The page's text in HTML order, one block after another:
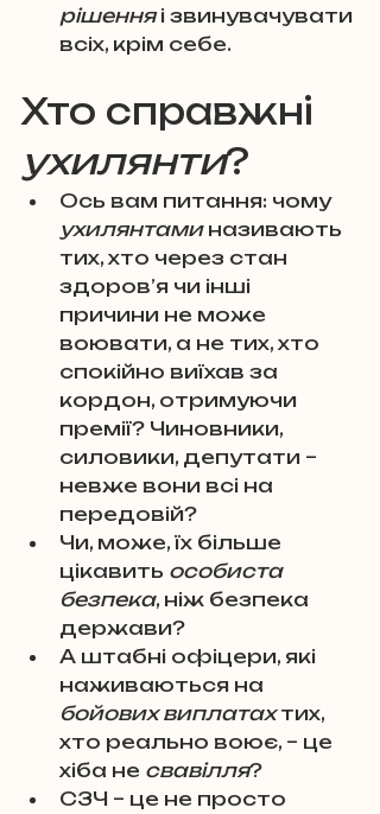
рішення і звинувачувати
всіх, крім себе.
Хто справжні
ухилянти?
Ось вам питання: чому
ухилянтами називають
тих, хто через стан
здоров’я чи інші
причини не може
воювати, а не тих, хто
спокійно виїхав за
кордон, отримуючи
премії? Чиновники,
силовики, депутати –
невже вони всі на
передовій?
Чи, може, їх більше
цікавить особиста
безпека, ніж безпека
держави?
А штабні офіцери, які
наживаються на
бойових виплатах тих,
хто реально воює, – це
хіба не свавілля?
СЗЧ – це не просто